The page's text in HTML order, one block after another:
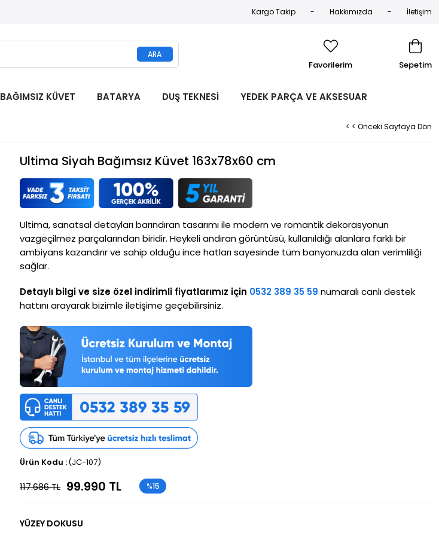
Kargo Takip Hakkımızda İletişim
Sepetim
Favorilerim
BAĞIMSIZ KÜVET BATARYA DUŞ TEKNESİ YEDEK PARÇA VE AKSESUAR
< < Önceki Sayfaya Dön
Ultima Siyah Bağımsız Küvet 163x78x60 cm
Ultima, sanatsal detayları barındıran tasarımı ile modern ve romantik dekorasyonun
vazgeçilmez parçalarından biridir. Heykeli andıran görüntüsü, kullanıldığı alanlara farklı bir
ambiyans kazandırır ve sahip olduğu ince hatları sayesinde tüm banyonuzda alan verimliliği
sağlar.
Detaylı bilgi ve size özel indirimli fiyatlarımız için 0532 389 35 59 numaralı canlı destek
hattını arayarak bizimle iletişime geçebilirsiniz.
(JC-107)
117.686 TL 99.990 TL %15
YÜZEY DOKUSU